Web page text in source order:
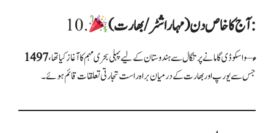
10. آج کا خاص دن (مہاراشٹر/بھارت):
1497ء– واسکو ڈی گاما نے پرتگال سے ہندوستان کے لیے پہلی بحری مہم کا آغاز کیا تھا،
جس سے یورپ اور بھارت کے درمیان براہ راست تجارتی تعلقات قائم ہوئے۔